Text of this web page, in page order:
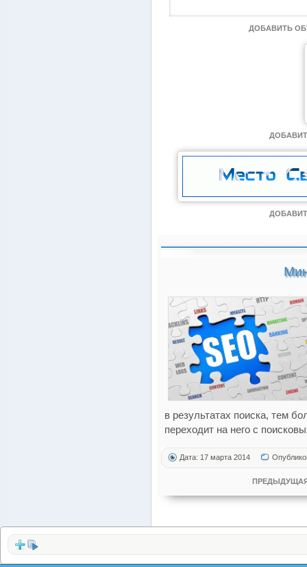
ДОБАВИТЬ
в результатах поиска, тем
переходит на него с
Дата: 17 марта 2014